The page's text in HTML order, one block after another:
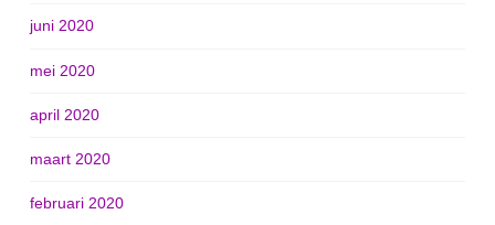
juni 2020
mei 2020
april 2020
maart 2020
februari 2020